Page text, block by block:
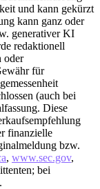
und kann gekürzt
kann ganz oder
generativer KI
redaktionell
oder
für
(auch bei
Diese
finanzielle
bzw.
, www.sec.gov,
bei